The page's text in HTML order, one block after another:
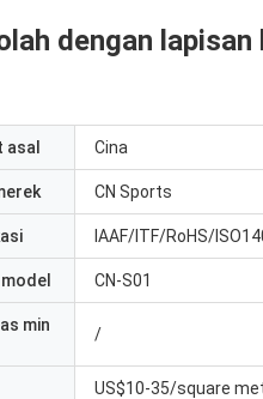
dengan lapisan
asal Cina
CN Sports
IAAF/ITF/RoHS/
CN-S01
min
/
US$10-35/square